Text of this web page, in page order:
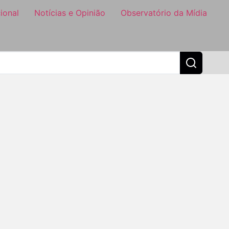
Notícias e Opinião Observatório da Mídia